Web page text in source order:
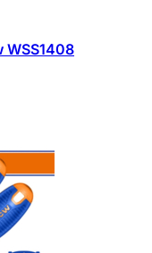
WSS1408